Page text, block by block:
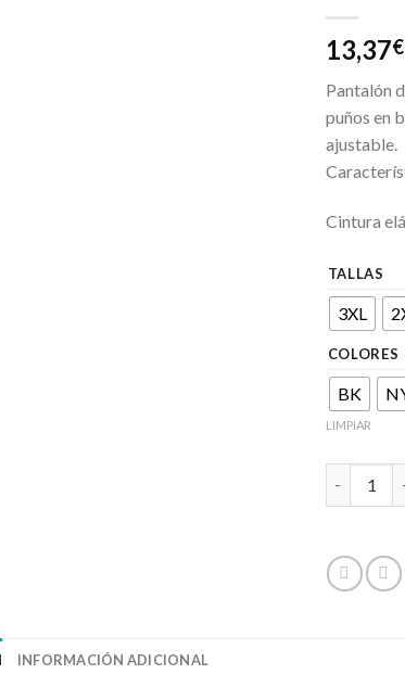
13,37€
Pantalón
puños en
ajustable.
Cintura
TALLAS
3XL
COLORES
BK
LIMPIAR
Sweat
INFORMACIÓN ADICIONAL